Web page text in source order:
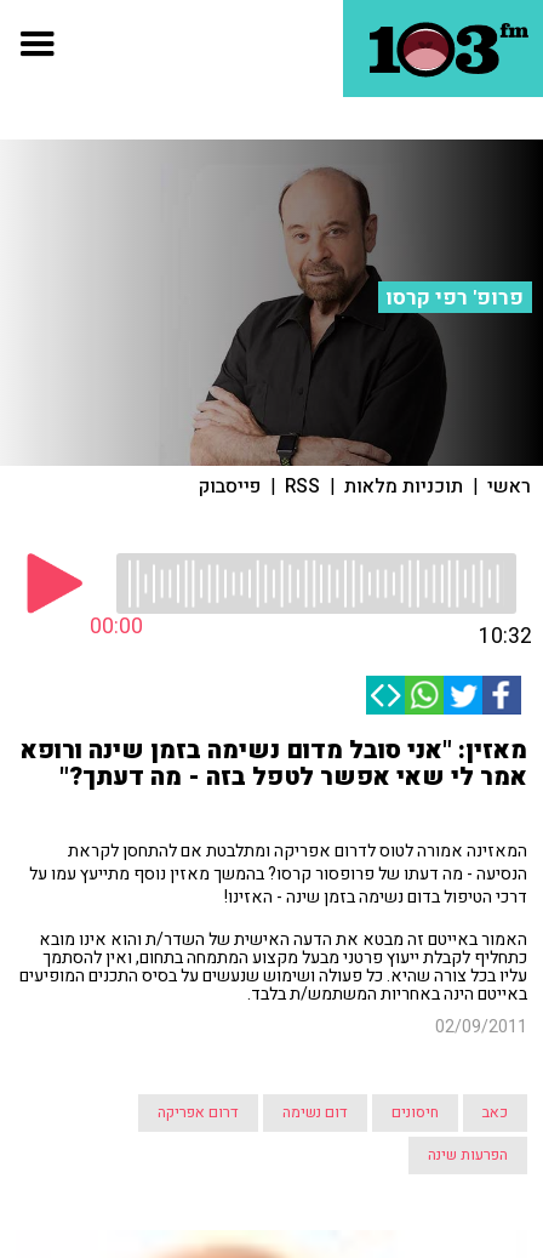
פרופ' רפי קרסו
ראשי | תוכניות מלאות |
RSS
| פייסבוק
00:00 10:32
מאזין: "אני סובל מדום נשימה בזמן שינה ורופא
אמר לי שאי אפשר לטפל בזה - מה דעתך?"
המאזינה אמורה לטוס לדרום אפריקה ומתלבטת אם להתחסן לקראת
הנסיעה - מה דעתו של פרופסור קרסו? בהמשך מאזין נוסף מתייעץ עמו על
דרכי הטיפול בדום נשימה בזמן שינה - האזינו!
האמור באייטם זה מבטא את הדעה האישית של השדר/ת והוא אינו מובא
כתחליף לקבלת ייעוץ פרטני מבעל מקצוע המתמחה בתחום, ואין להסתמך
עליו בכל צורה שהיא. כל פעולה ושימוש שנעשים על בסיס התכנים המופיעים
באייטם הינה באחריות המשתמש/ת בלבד.
02/09/2011
כאב חיסונים דום נשימה
דרום אפריקה
הפרעות שינה